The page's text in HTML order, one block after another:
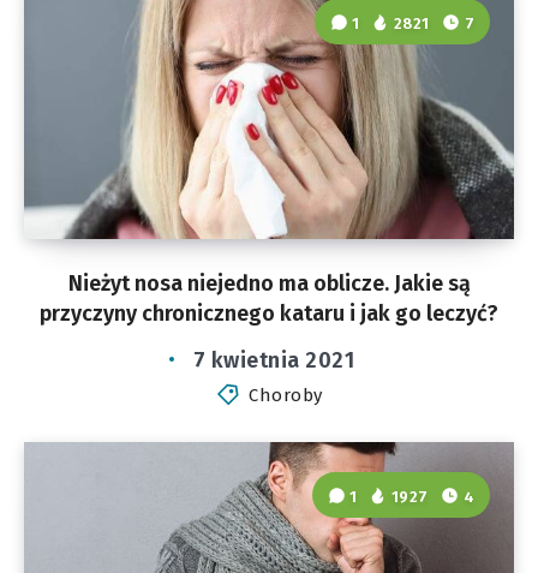
Nieżyt nosa niejedno ma oblicze. Jakie są
przyczyny chronicznego kataru i jak go leczyć?
1 2821 7
7 kwietnia 2021
Choroby
1 1927 4